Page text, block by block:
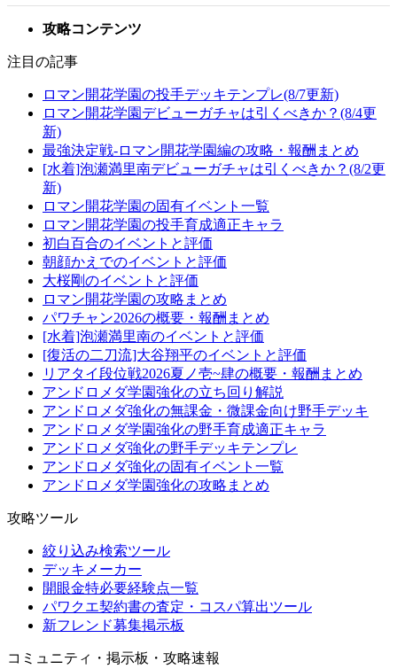
攻略コンテンツ
注目の記事
ロマン開花学園の投手デッキテンプレ(8/7更新)
ロマン開花学園デビューガチャは引くべきか？(8/4更
新)
最強決定戦-ロマン開花学園編の攻略・報酬まとめ
[水着]泡瀬満里南デビューガチャは引くべきか？(8/2更
新)
ロマン開花学園の固有イベント一覧
ロマン開花学園の投手育成適正キャラ
初白百合のイベントと評価
朝顔かえでのイベントと評価
大桜剛のイベントと評価
ロマン開花学園の攻略まとめ
パワチャン2026の概要・報酬まとめ
[水着]泡瀬満里南のイベントと評価
[復活の二刀流]大谷翔平のイベントと評価
リアタイ段位戦2026夏ノ壱~肆の概要・報酬まとめ
アンドロメダ学園強化の立ち回り解説
アンドロメダ強化の無課金・微課金向け野手デッキ
アンドロメダ学園強化の野手育成適正キャラ
アンドロメダ強化の野手デッキテンプレ
アンドロメダ強化の固有イベント一覧
アンドロメダ学園強化の攻略まとめ
攻略ツール
絞り込み検索ツール
デッキメーカー
開眼金特必要経験点一覧
パワクエ契約書の査定・コスパ算出ツール
新フレンド募集掲示板
コミュニティ・掲示板・攻略速報